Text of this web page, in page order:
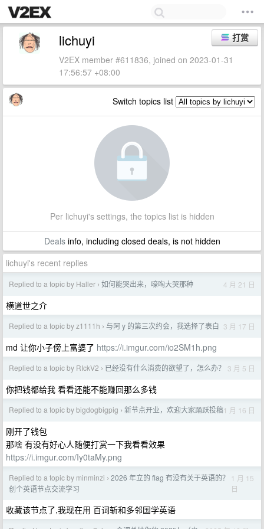
打赏
lichuyi
V2EX member #611836, joined on 2023-01-31
17:56:57 +08:00
Switch topics list
Per lichuyi's settings, the topics list is hidden
Dealsinfo, including closed deals, is not hidden
lichuyi's recent replies
Replied to a topic by Haller › 如何能哭出来，嚎啕大哭那种 4 月 21 日
横道世之介
Replied to a topic by z1111h › 与阿 y 的第三次约会，我选择了表白 3 月 17 日
md 让你小子傍上富婆了 https://i.imgur.com/io2SM1h.png
Replied to a topic by RIckV2 › 已经没有什么消费的欲望了，怎么办？ 3 月 5 日
你把钱都给我 看看还能不能赚回那么多钱
Replied to a topic by bigdogbigpig › 新节点开业，欢迎大家踊跃投稿1 月 16 日
刚开了钱包
那啥 有没有好心人随便打赏一下我看看效果
https://i.imgur.com/Iy0taMy.png
Replied to a topic by minminzi › 2026 年立的 flag 有没有关于英语的？
创个英语节点交流学习
1 月 15
日
收藏该节点了,我现在用 百词斩和多邻国学英语